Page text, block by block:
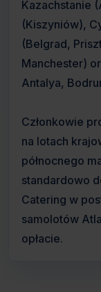
Kazachstanie
(Kiszyniów),
(Belgrad,
Manchester)
Antalya,
Członkowie
na lotach
północnego
standardowo
Catering w
samolotów
opłacie.